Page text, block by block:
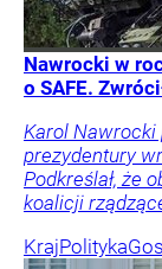
Nawrocki w
o SAFE.
Karol
prezydentury
Podkreślał, że
koalicji
KrajPolityka